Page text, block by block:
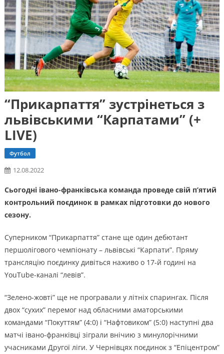
“Прикарпаття” зустрінеться з
львівськими “Карпатами” (+
LIVE)
Футбол
12.08.2022
Сьогодні івано-франківська команда проведе свій п’ятий
контрольний поєдинок в рамках підготовки до нового
сезону.
Суперником “Прикарпаття” стане ще один дебютант
першолігового чемпіонату – львівські “Карпати”. Пряму
трансляцію поєдинку дивіться наживо о 17-й годині на
YouTube-каналі “левів”.
“Зелено-жовті” ще не програвали у літніх спарингах. Після
двох “сухих” перемог над обласними аматорськими
командами “Покуттям” (4:0) і “Нафтовиком” (5:0) наступні два
матчі івано-франківці зіграли внічию з минулорічними
учасниками Другої ліги. У Чернівцях поєдинок з “Епіцентром”